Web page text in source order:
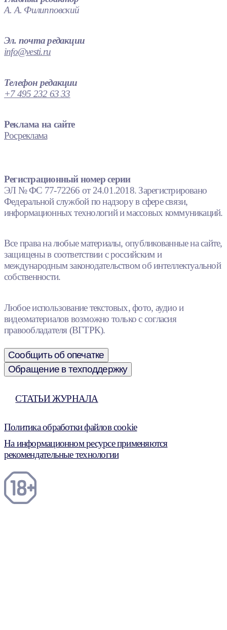
А. А. Филипповский
Эл. почта редакции
info@vesti.ru
Телефон редакции
+7 495 232 63 33
Реклама на сайте
Росреклама
Регистрационный номер серии
ЭЛ № ФС 77-72266 от 24.01.2018. Зарегистрировано
Федеральной службой по надзору в сфере связи,
информационных технологий и массовых коммуникаций.
Все права на любые материалы, опубликованные на сайте,
защищены в соответствии с российским и
международным законодательством об интеллектуальной
собственности.
Любое использование текстовых, фото, аудио и
видеоматериалов возможно только с согласия
правообладателя (ВГТРК).
Сообщить об опечатке
Обращение в техподдержку
СТАТЬИ ЖУРНАЛА
Политика обработки файлов cookie
На информационном ресурсе применяются
рекомендательные технологии